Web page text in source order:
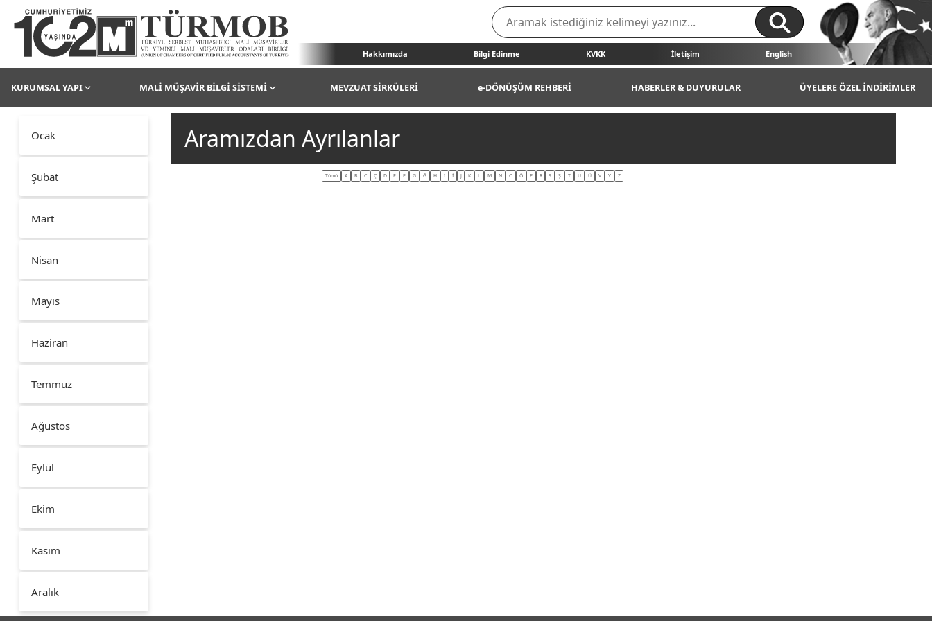
Hakkımızda Bilgi Edinme KVKK İletişim English
KURUMSAL YAPI MALİ MÜŞAVİR BİLGİ SİSTEMİ MEVZUAT SİRKÜLERİ e-DÖNÜŞÜM REHBERİ HABERLER & DUYURULAR ÜYELERE ÖZEL İNDİRİMLER
Ocak
Şubat
Mart
Nisan
Mayıs
Haziran
Temmuz
Ağustos
Eylül
Ekim
Kasım
Aralık
Aramızdan Ayrılanlar
Tümü A B C Ç D E F G Ğ H I İ J K L M N O Ö P R S Ş T U Ü V Y Z